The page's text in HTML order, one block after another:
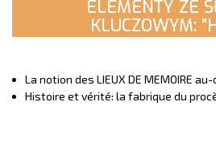
ELEMENTY ZE
KLUCZOWYM:
La notion des LIEUX DE MEMOIRE
Histoire et vérité: la fabrique du